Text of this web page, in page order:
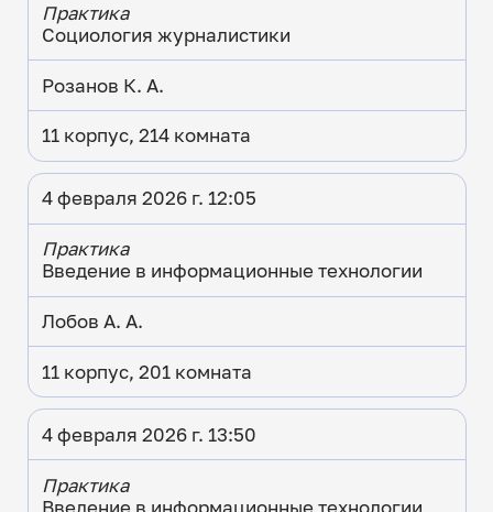
Практика
Социология журналистики
Розанов К. А.
11 корпус, 214 комната
4 февраля 2026 г. 12:05
Практика
Введение в информационные технологии
Лобов А. А.
11 корпус, 201 комната
4 февраля 2026 г. 13:50
Практика
Введение в информационные технологии